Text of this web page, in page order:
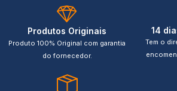
Produtos Originais
Produto 100% Original com garantia
do fornecedor.
14
Tem o